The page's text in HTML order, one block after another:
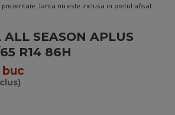
Janta nu este inclusa in pretul afisat.
SEASON APLUS
R14 86H
buc